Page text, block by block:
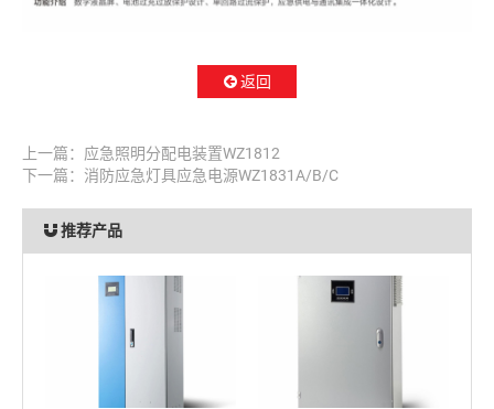
返回
上一篇： 应急照明分配电装置WZ1812
下一篇： 消防应急灯具应急电源WZ1831A/B/C
推荐产品